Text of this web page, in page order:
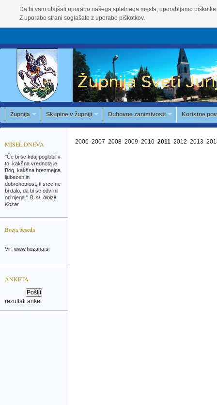
Da bi vam olajšali uporabo našega spletnega mesta, uporabljamo
Z uporabo strani soglašate z uporabo piškotkov.
Župnija Skupine v župniji Duhovne zanimivosti Koristne
MISEL DNEVA
"Če bi se kdaj poglobil v
to, kakšna vrednota je
Bog, kakšna brezmejna
ljubezen in
dobrohotnost, ti srce ne
bi dalo, da bi se odvrnil
od njega." B. sl. Alojzij
Kozar
Božja beseda
Vir: www.hozana.si
ANKETA
rezultati anket
2006 2007 2008 2009 2010 2011 2012 2013